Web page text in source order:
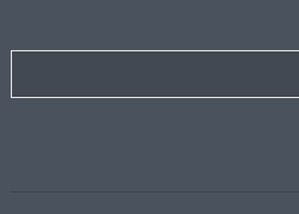
رسميًا.. انطلاق الدورى الممتاز 21 أغسطس.. وقمة الزمالك